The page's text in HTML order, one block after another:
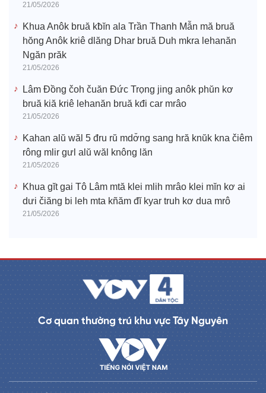
21/05/2026
Khua Anôk bruă kƀĭn ala Trần Thanh Mẫn mă bruă
hŏng Anôk kriê dlăng Dhar bruă Duh mkra lehanăn
Ngăn prăk
21/05/2026
Lâm Đồng čoh čuăn Đức Trọng jing anôk phŭn kơ
bruă kiă kriê lehanăn bruă kđi car mrâo
21/05/2026
Kahan alŭ wăl 5 đru rŭ mdơ̆ng sang hră knŭk kna čiêm
rông mlir gưl alŭ wăl knông lăn
21/05/2026
Khua gĭt gai Tô Lâm mtă klei mlih mrâo klei mĭn kơ ai
dưi čiăng bi leh mta kñăm đĭ kyar truh kơ dua mrô
21/05/2026
Cơ quan thường trú khu vực Tây Nguyên